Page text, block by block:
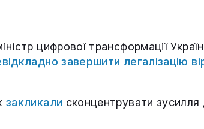
цифрової трансформації
завершити легалізацію
закликали сконцентрувати